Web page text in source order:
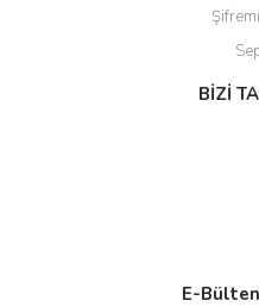
BİZİ
E-